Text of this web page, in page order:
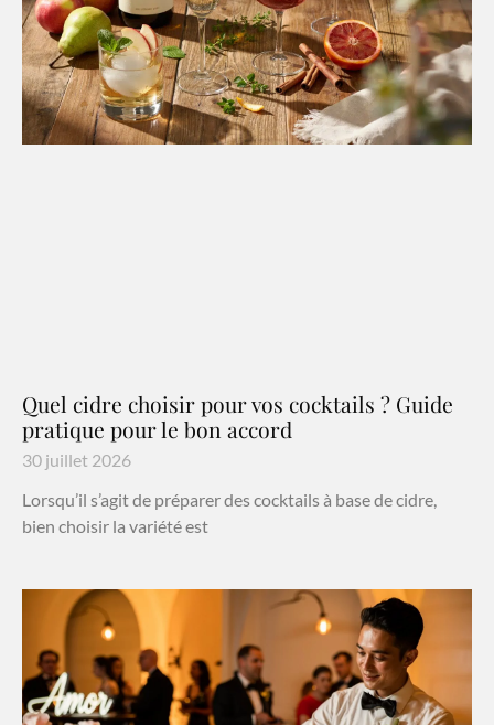
Quel cidre choisir pour vos cocktails ? Guide
pratique pour le bon accord
30 juillet 2026
Lorsqu’il s’agit de préparer des cocktails à base de cidre,
bien choisir la variété est